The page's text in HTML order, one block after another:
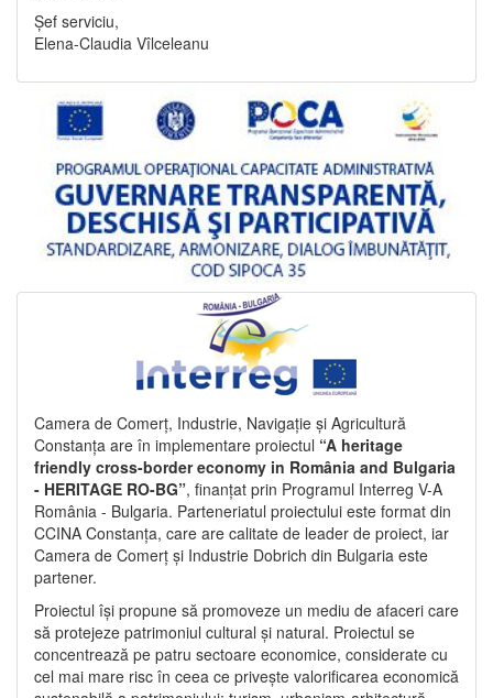
Șef serviciu,
Elena-Claudia Vîlceleanu
Camera de Comerț, Industrie, Navigație și Agricultură
Constanța are în implementare proiectul “A heritage
friendly cross-border economy in România and Bulgaria
- HERITAGE RO-BG”, finanțat prin Programul Interreg V-A
România - Bulgaria. Parteneriatul proiectului este format din
CCINA Constanța, care are calitate de leader de proiect, iar
Camera de Comerț și Industrie Dobrich din Bulgaria este
partener.
Proiectul își propune să promoveze un mediu de afaceri care
să protejeze patrimoniul cultural și natural. Proiectul se
concentrează pe patru sectoare economice, considerate cu
cel mai mare risc în ceea ce privește valorificarea economică